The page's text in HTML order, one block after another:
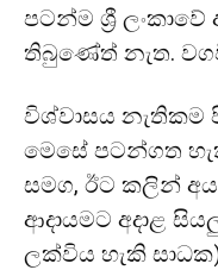
පටන්ම ශ්‍රී
තිබුණේත් නැත.
විශ්වාසය නැතිකම
මෙසේ පටන්ගත
සමග, ඊට කලින්
ආදායමට අදාළ
ලක්විය හැකි